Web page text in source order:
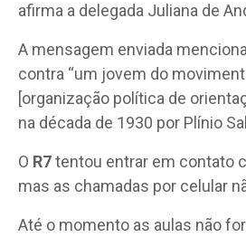
afirma a delegada Juliana de
A mensagem enviada
contra “um jovem do
[organização política de
na década de 1930 por Plínio
O R7tentou entrar em contato
mas as chamadas por celular
Até o momento as aulas não